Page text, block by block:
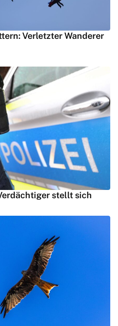
Verletzter Wanderer
stellt sich